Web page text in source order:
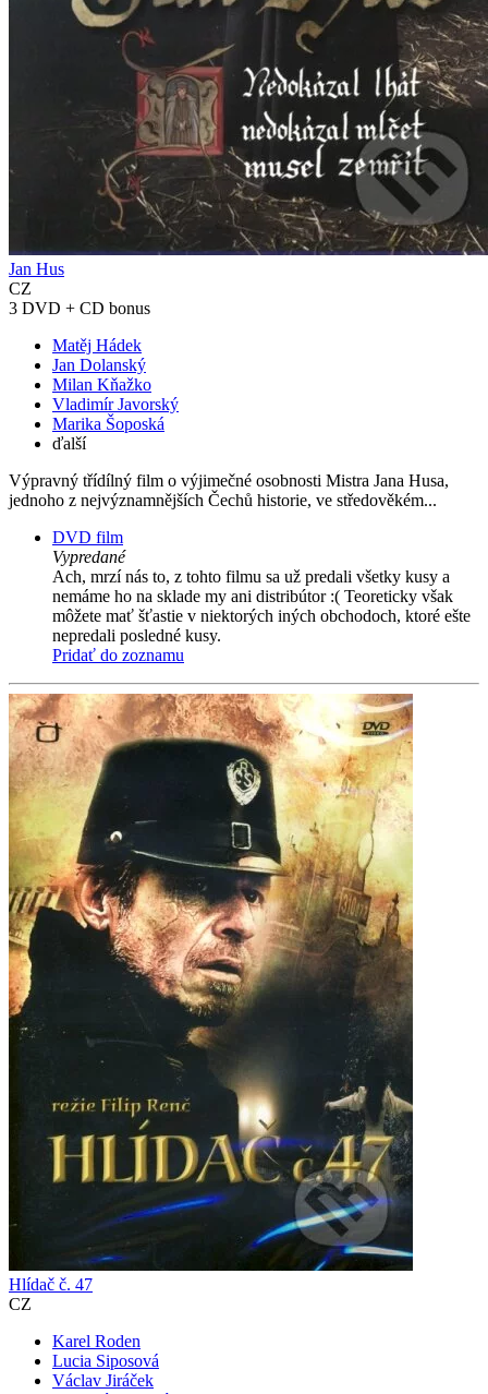
Jan Hus
CZ
3 DVD + CD bonus
Matěj Hádek
Jan Dolanský
Milan Kňažko
Vladimír Javorský
Marika Šoposká
ďalší
Výpravný třídílný film o výjimečné osobnosti Mistra Jana Husa,
jednoho z nejvýznamnějších Čechů historie, ve středověkém...
DVD film
Vypredané
Ach, mrzí nás to, z tohto filmu sa už predali všetky kusy a
nemáme ho na sklade my ani distribútor :( Teoreticky však
môžete mať šťastie v niektorých iných obchodoch, ktoré ešte
nepredali posledné kusy.
Pridať do zoznamu
Hlídač č. 47
CZ
Karel Roden
Lucia Siposová
Václav Jiráček